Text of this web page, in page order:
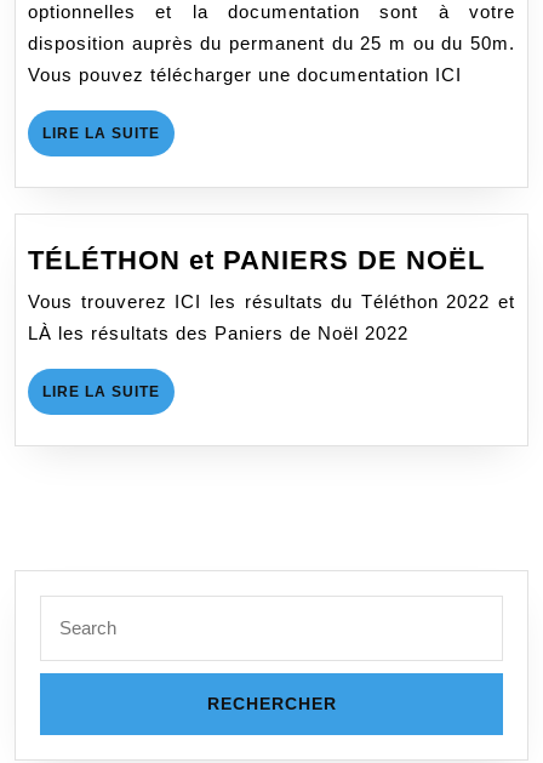
optionnelles et la documentation sont à votre
disposition auprès du permanent du 25 m ou du 50m.
Vous pouvez télécharger une documentation ICI
LIRE LA SUITE LIRE
LA
TÉLÉTHON et PANIERS DE NOËL
et
Vous trouverez ICI les résultats du Téléthon 2022 et
LÀ les résultats des Paniers de Noël 2022
LIRE LA SUITE LIRE
LA
for: